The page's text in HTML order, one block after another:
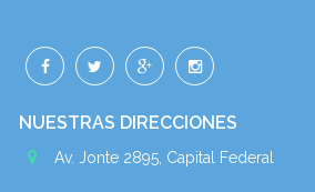
NUESTRAS DIRECCIONES
Av. Jonte 2895, Capital Federal